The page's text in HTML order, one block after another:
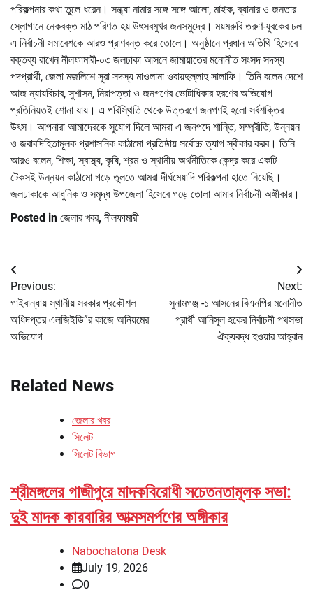
পরিকল্পনার কথা তুলে ধরেন। সন্ধ্যা নামার সঙ্গে সঙ্গে আলো, মাইক, ব্যানার ও জনতার
স্লোগানে নেকবক্ত মাঠ পরিণত হয় উৎসবমুখর জনসমুদ্রে। ময়মরুবি তরুণ-যুবকের ঢল
এ নির্বাচনী সমাবেশকে আরও প্রাণবন্ত করে তোলে। অনুষ্ঠানে প্রধান অতিথি হিসেবে
বক্তব্য রাখেন নীলফামারী-০৩ জলঢাকা আসনে জামায়াতের মনোনীত সংসদ সদস্য
পদপ্রার্থী, জেলা মজলিশে সুরা সদস্য মাওলানা ওবায়দুল্লাহ সালাফি। তিনি বলেন দেশে
আজ ন্যায়বিচার, সুশাসন, নিরাপত্তা ও জনগণের ভোটাধিকার হরণের অভিযোগ
প্রতিনিয়তই শোনা যায়। এ পরিস্থিতি থেকে উত্তরণে জনগণই হলো সর্বশক্তির
উৎস। আপনারা আমাদেরকে সুযোগ দিলে আমরা এ জনপদে শান্তি, সম্প্রীতি, উন্নয়ন
ও জবাবদিহিতামূলক প্রশাসনিক কাঠামো প্রতিষ্ঠায় সর্বোচ্চ ত্যাগ স্বীকার করব। তিনি
আরও বলেন, শিক্ষা, স্বাস্থ্য, কৃষি, শ্রম ও স্থানীয় অর্থনীতিকে কেন্দ্র করে একটি
টেকসই উন্নয়ন কাঠামো গড়ে তুলতে আমরা দীর্ঘমেয়াদি পরিকল্পনা হাতে নিয়েছি।
জলঢাকাকে আধুনিক ও সমৃদ্ধ উপজেলা হিসেবে গড়ে তোলা আমার নির্বাচনী অঙ্গীকার।
Posted in জেলার খবর, নীলফামারী
Post
navigation
Previous:
গাইবান্ধায় স্থানীয় সরকার প্রকৌশল
অধিদপ্তর এলজিইডি”র কাজে অনিয়মের
অভিযোগ
Next:
সুনামগঞ্জ -১ আসনের বিএনপির মনোনীত
প্রার্থী আনিসুল হকের নির্বাচনী পথসভা
ঐক্যবদ্ধ হওয়ার আহ্বান
Related News
জেলার খবর
সিলেট
সিলেট বিভাগ
শ্রীমঙ্গলের গাজীপুরে মাদকবিরোধী সচেতনতামূলক সভা:
দুই মাদক কারবারির আত্মসমর্পণের অঙ্গীকার
Nabochatona Desk
July 19, 2026
0